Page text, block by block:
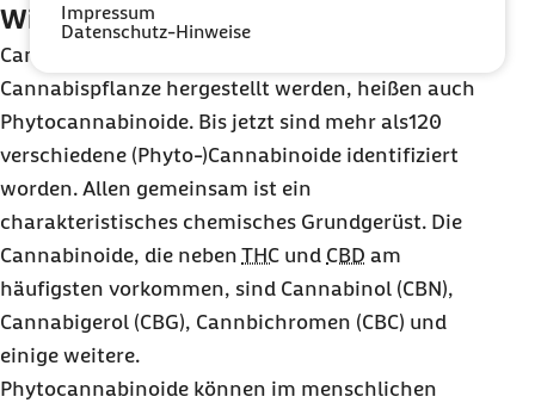
Impressum
Datenschutz-Hinweise
Wirkstoffe
Cannabinoide, die von Pflanzen wie der
Cannabispflanze hergestellt werden, heißen auch
Phytocannabinoide. Bis jetzt sind mehr als120
verschiedene (Phyto-)Cannabinoide identifiziert
worden. Allen gemeinsam ist ein
charakteristisches chemisches Grundgerüst. Die
Cannabinoide, die neben THC und CBD am
häufigsten vorkommen, sind Cannabinol (CBN),
Cannabigerol (CBG), Cannbichromen (CBC) und
einige weitere.
Phytocannabinoide können im menschlichen